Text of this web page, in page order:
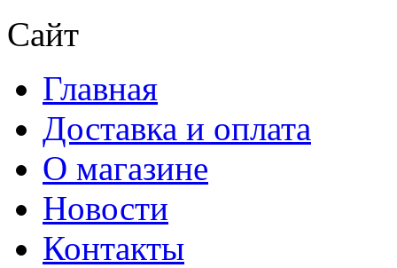
Сайт
Главная
Доставка и оплата
О магазине
Новости
Контакты